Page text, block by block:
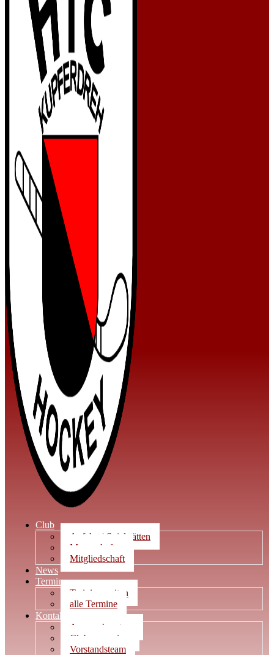
Club
Anfahrt | Spielstätten
Mannschaften
Mitgliedschaft
News
Termine
Trainingszeiten
alle Termine
Kontakt
Ansprechpartner
Clubwegweiser
Vorstandsteam